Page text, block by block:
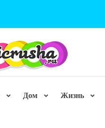
Дом Жизнь